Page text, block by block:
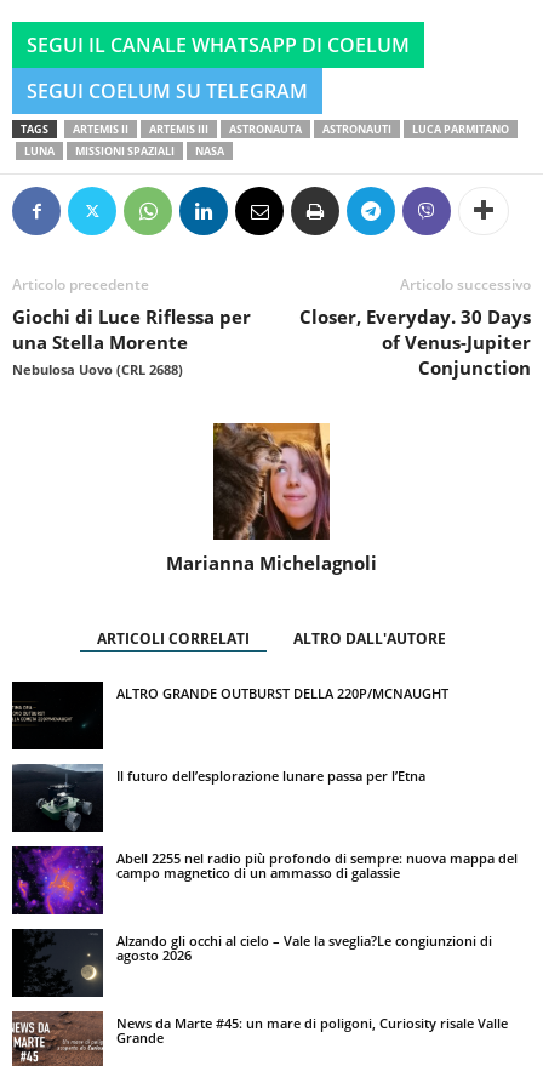
SEGUI IL CANALE WHATSAPP DI COELUM
SEGUI COELUM SU TELEGRAM
TAGS ARTEMIS II ARTEMIS III ASTRONAUTA ASTRONAUTI
LUCA PARMITANO
LUNA
MISSIONI SPAZIALI NASA
Articolo precedente
Giochi di Luce Riflessa per
una Stella Morente
Nebulosa Uovo (CRL 2688)
Articolo successivo
Closer, Everyday. 30 Days
of Venus-Jupiter
Conjunction
Marianna Michelagnoli
ARTICOLI CORRELATI ALTRO DALL'AUTORE
ALTRO GRANDE OUTBURST DELLA 220P/MCNAUGHT
Il futuro dell’esplorazione lunare passa per l’Etna
Abell 2255 nel radio più profondo di sempre: nuova mappa del
campo magnetico di un ammasso di galassie
Alzando gli occhi al cielo – Vale la sveglia?Le congiunzioni di
agosto 2026
News da Marte #45: un mare di poligoni, Curiosity risale Valle
Grande